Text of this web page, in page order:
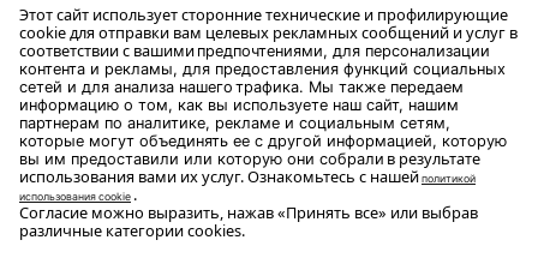
ПОДПИСКА
Copyright Flou 2026